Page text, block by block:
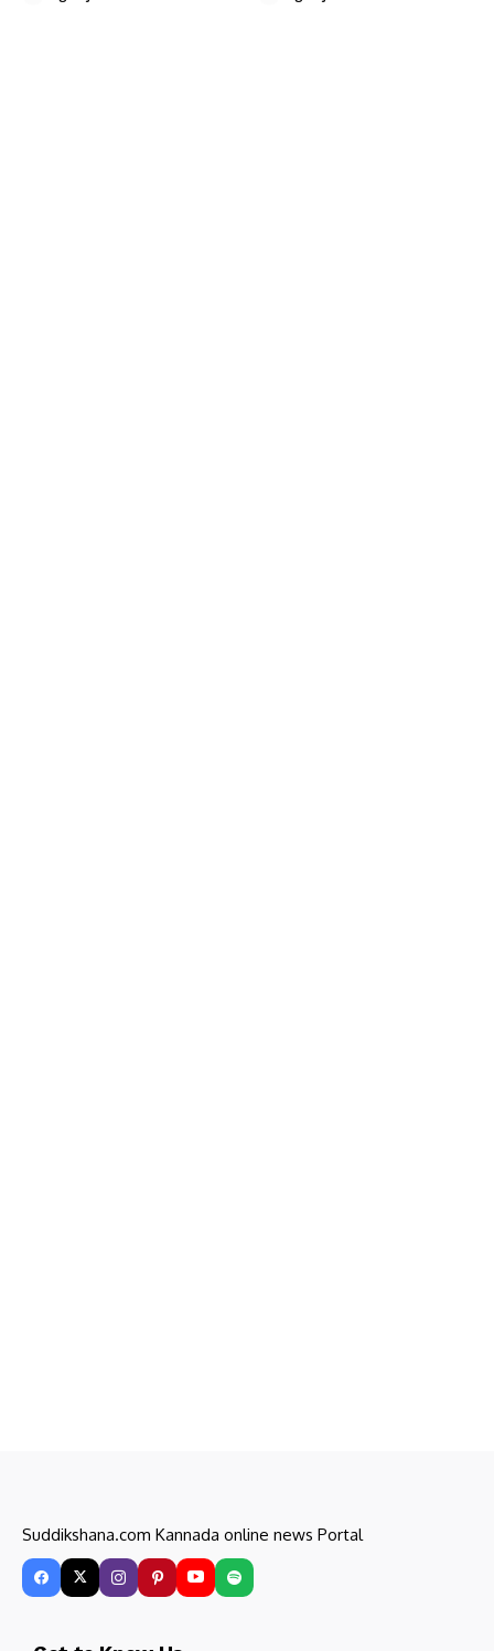
Suddikshana.com Kannada online news Portal